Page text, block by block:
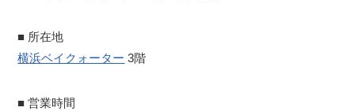
■ 所在地
横浜ベイクォーター 3階
■ 営業時間